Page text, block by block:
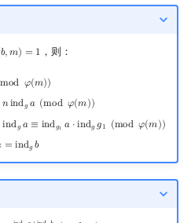
CP Editor
排序相关 STL
𝑏,𝑚) = 1
) =1 ，则：
mod 𝜑(𝑚))
φ( m))
𝑛ind𝑔 𝑎 (mod 𝜑(𝑚))
ga(modφ(m))
ind𝑔 𝑎 ≡ ind𝑔1 𝑎 ⋅ind𝑔 𝑔1 (mod 𝜑(𝑚))
indga ≡indg1 a⋅indgg1(modφ( m))
= ind𝑔 𝑏
b